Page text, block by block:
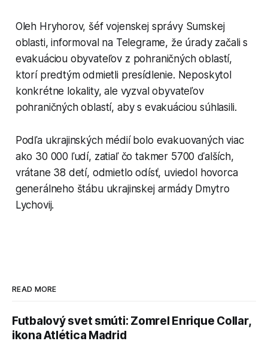
Oleh Hryhorov, šéf vojenskej správy Sumskej
oblasti, informoval na Telegrame, že úrady začali s
evakuáciou obyvateľov z pohraničných oblastí,
ktorí predtým odmietli presídlenie. Neposkytol
konkrétne lokality, ale vyzval obyvateľov
pohraničných oblastí, aby s evakuáciou súhlasili.
Podľa ukrajinských médií bolo evakuovaných viac
ako 30 000 ľudí, zatiaľ čo takmer 5700 ďalších,
vrátane 38 detí, odmietlo odísť, uviedol hovorca
generálneho štábu ukrajinskej armády Dmytro
Lychovij.
READ MORE
Futbalový svet smúti: Zomrel Enrique Collar,
ikona Atlética Madrid